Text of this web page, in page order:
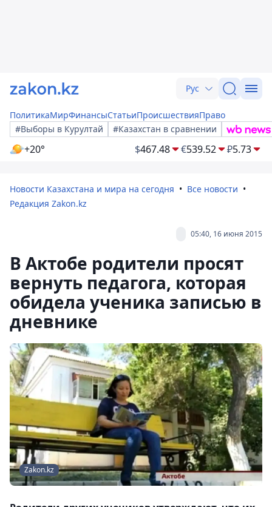
Рус
ПолитикаМирФинансыСтатьиПроисшествияПраво
#Выборы в Курултай
#Казахстан в сравнении
+20° $467.48 €539.52 ₽5.73
Новости Казахстана и мира на сегодня
Все новости
Редакция Zakon.kz
05:40, 16 июня 2015
В Актобе родители просят
вернуть педагога, которая
обидела ученика записью в
дневнике
Zakon.kz